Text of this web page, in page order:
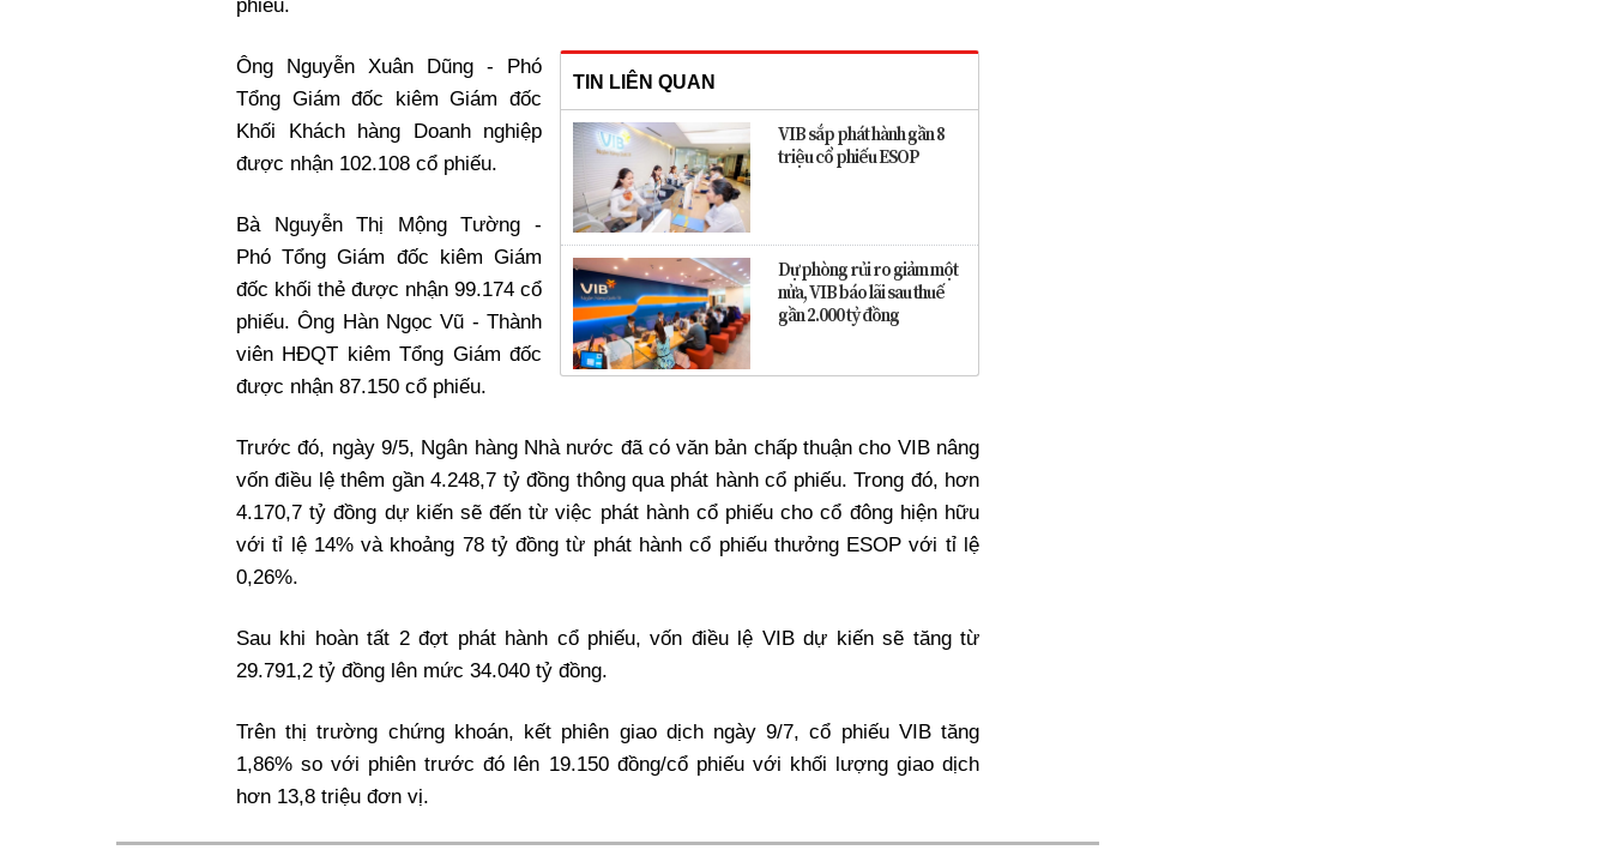
phiếu.
TIN LIÊN QUAN
VIB sắp phát hành gần 8
triệu cổ phiếu ESOP
Dự phòng rủi ro giảm một
nửa, VIB báo lãi sau thuế
gần 2.000 tỷ đồng
Ông Nguyễn Xuân Dũng - Phó
Tổng Giám đốc kiêm Giám đốc
Khối Khách hàng Doanh nghiệp
được nhận 102.108 cổ phiếu.
Bà Nguyễn Thị Mộng Tường -
Phó Tổng Giám đốc kiêm Giám
đốc khối thẻ được nhận 99.174 cổ
phiếu. Ông Hàn Ngọc Vũ - Thành
viên HĐQT kiêm Tổng Giám đốc
được nhận 87.150 cổ phiếu.
Trước đó, ngày 9/5, Ngân hàng Nhà nước đã có văn bản chấp thuận cho VIB nâng
vốn điều lệ thêm gần 4.248,7 tỷ đồng thông qua phát hành cổ phiếu. Trong đó, hơn
4.170,7 tỷ đồng dự kiến sẽ đến từ việc phát hành cổ phiếu cho cổ đông hiện hữu
với tỉ lệ 14% và khoảng 78 tỷ đồng từ phát hành cổ phiếu thưởng ESOP với tỉ lệ
0,26%.
Sau khi hoàn tất 2 đợt phát hành cổ phiếu, vốn điều lệ VIB dự kiến sẽ tăng từ
29.791,2 tỷ đồng lên mức 34.040 tỷ đồng.
Trên thị trường chứng khoán, kết phiên giao dịch ngày 9/7, cổ phiếu VIB tăng
1,86% so với phiên trước đó lên 19.150 đồng/cổ phiếu với khối lượng giao dịch
hơn 13,8 triệu đơn vị.